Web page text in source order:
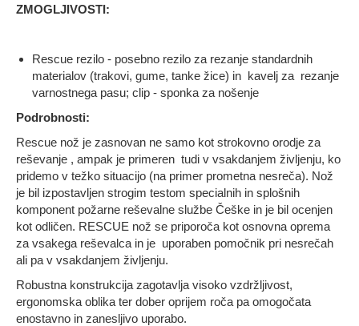
ZMOGLJIVOSTI:
Rescue rezilo - posebno rezilo za rezanje standardnih
materialov (trakovi, gume, tanke žice) in kavelj za rezanje
varnostnega pasu; clip - sponka za nošenje
Podrobnosti:
Rescue nož je zasnovan ne samo kot strokovno orodje za
reševanje , ampak je primeren tudi v vsakdanjem življenju, ko
pridemo v težko situacijo (na primer prometna nesreča). Nož
je bil izpostavljen strogim testom specialnih in splošnih
komponent požarne reševalne službe Češke in je bil ocenjen
kot odličen. RESCUE nož se priporoča kot osnovna oprema
za vsakega reševalca in je uporaben pomočnik pri nesrečah
ali pa v vsakdanjem življenju.
Robustna konstrukcija zagotavlja visoko vzdržljivost,
ergonomska oblika ter dober oprijem roča pa omogočata
enostavno in zanesljivo uporabo.